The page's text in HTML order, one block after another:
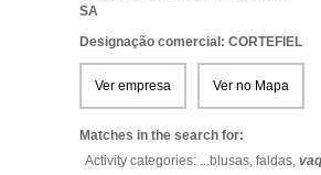
SA
Designação comercial: CORTEFIEL
Ver empresa Ver no Mapa
Matches in the search for:
Activity categories: ...blusas, faldas,